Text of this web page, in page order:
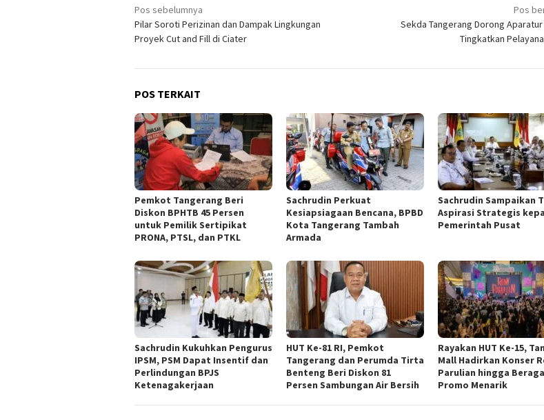
Navigasi
pos
Pos sebelumnya
Pilar Soroti Perizinan dan Dampak Lingkungan
Proyek Cut and Fill di Ciater
Pos
Sekda Tangerang Dorong Aparatur
Tingkatkan
POS TERKAIT
Pemkot Tangerang Beri
Diskon BPHTB 45 Persen
untuk Pemilik Sertipikat
PRONA, PTSL, dan PTKL
Sachrudin Perkuat
Kesiapsiagaan Bencana, BPBD
Kota Tangerang Tambah
Armada
Sachrudin Sampaikan
Aspirasi Strategis
Pemerintah Pusat
Sachrudin Kukuhkan Pengurus
IPSM, PSM Dapat Insentif dan
Perlindungan BPJS
Ketenagakerjaan
HUT Ke-81 RI, Pemkot
Tangerang dan Perumda Tirta
Benteng Beri Diskon 81
Persen Sambungan Air Bersih
Rayakan HUT Ke-15,
Mall Hadirkan Konser
Parulian hingga
Promo Menarik